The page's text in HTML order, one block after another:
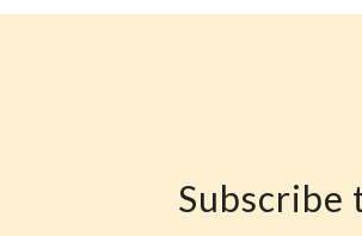
Subscribe